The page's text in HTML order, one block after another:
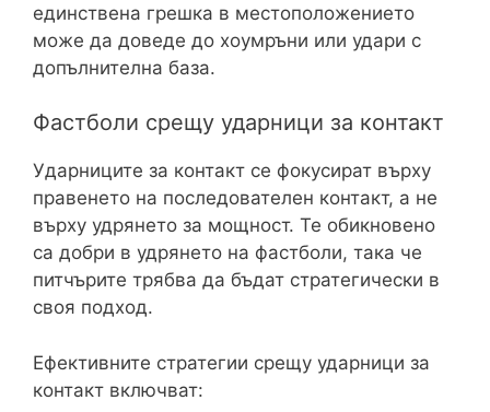
единствена грешка в местоположението
може да доведе до хоумръни или удари с
допълнителна база.
Фастболи срещу ударници за контакт
Ударниците за контакт се фокусират върху
правенето на последователен контакт, а не
върху удрянето за мощност. Те обикновено
са добри в удрянето на фастболи, така че
питчърите трябва да бъдат стратегически в
своя подход.
Ефективните стратегии срещу ударници за
контакт включват: